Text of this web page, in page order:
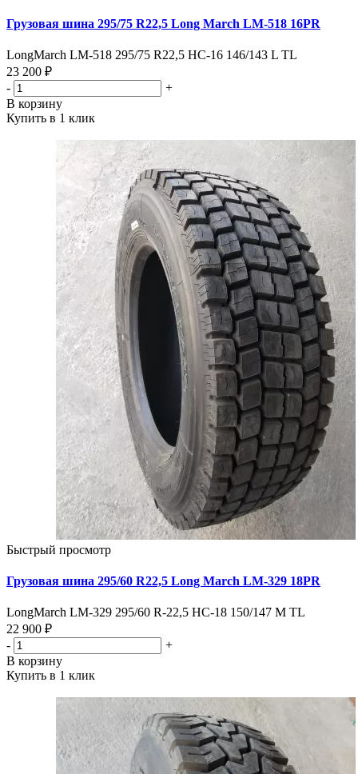
Грузовая шина 295/75 R22,5 Long March LM-518 16PR
LongMarch LM-518 295/75 R22,5 HC-16 146/143 L TL
23 200 ₽
-
+
В корзину
Купить в 1 клик
Быстрый просмотр
Грузовая шина 295/60 R22,5 Long March LM-329 18PR
LongMarch LM-329 295/60 R-22,5 НС-18 150/147 M TL
22 900 ₽
-
+
В корзину
Купить в 1 клик